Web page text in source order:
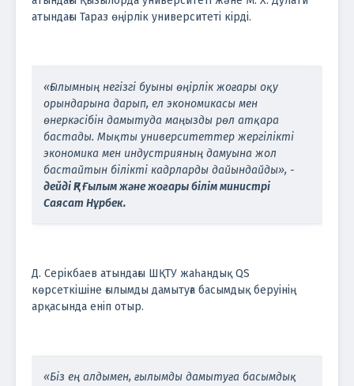
атындағы Тараз өңірлік университеті кірді.
«Ғылымның негізгі буыны өңірлік жоғары оқу
орындарына дарып, ел экономикасы мен
өнеркәсібін дамытуда маңызды рөл атқара
бастады. Мықты университеттер жергілікті
экономика мен индустрияның дамуына жол
бастайтын білікті кадрларды дайындайды», -
дейді ҚР Ғылым және жоғары білім министрі
Саясат Нұрбек.
Д. Серікбаев атындағы ШҚТУ жаһандық QS
көрсеткішіне ғылымды дамытуға басымдық беруінің
арқасында еніп отыр.
«Біз ең алдымен, ғылымды дамытуға басымдық